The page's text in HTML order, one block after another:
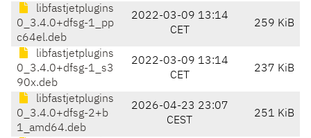
libfastjetplugins
0_3.4.0+dfsg-1_pp
c64el.deb
2022-03-09 13:14
CET
259 KiB
libfastjetplugins
0_3.4.0+dfsg-1_s3
90x.deb
2022-03-09 13:14
CET
237 KiB
libfastjetplugins
0_3.4.0+dfsg-2+b
1_amd64.deb
2026-04-23 23:07
CEST
251 KiB